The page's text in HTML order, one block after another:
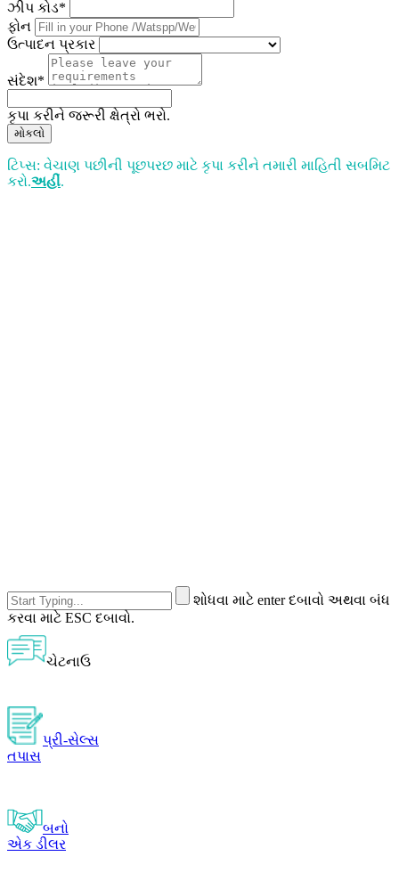
ઝીપ કોડ*
ફોન
ઉત્પાદન પ્રકાર
સંદેશ*
કૃપા કરીને જરૂરી ક્ષેત્રો ભરો.
મોકલો
ટિપ્સ: વેચાણ પછીની પૂછપરછ માટે કૃપા કરીને તમારી માહિતી સબમિટ
કરો.અહીં.
શોધવા માટે enter દબાવો અથવા બંધ
કરવા માટે ESC દબાવો.
ચેટનાઉ
પ્રી-સેલ્સ
તપાસ
બનો
એક ડીલર